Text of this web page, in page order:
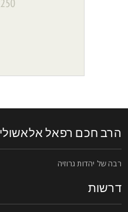
חכם רפאל אלאשולי
של יהדות גרוזיה